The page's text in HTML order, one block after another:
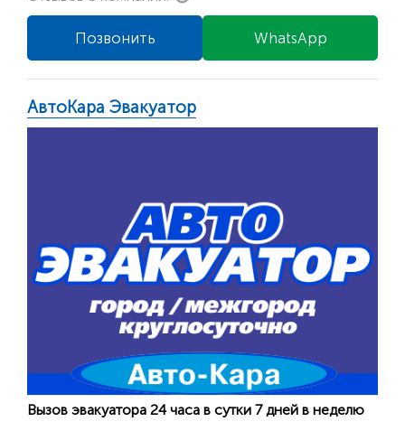
WhatsApp
Позвонить
АвтоКара Эвакуатор
Вызов эвакуатора 24 часа в сутки 7 дней в неделю